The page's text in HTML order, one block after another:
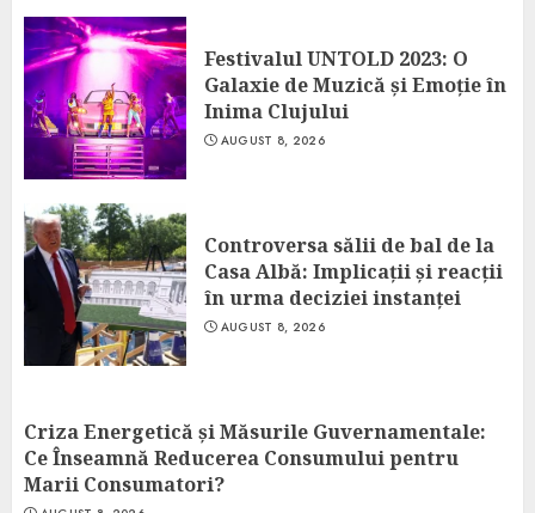
Festivalul UNTOLD 2023: O
Galaxie de Muzică și Emoție în
Inima Clujului
AUGUST 8, 2026
Controversa sălii de bal de la
Casa Albă: Implicații și reacții
în urma deciziei instanței
AUGUST 8, 2026
Criza Energetică și Măsurile Guvernamentale:
Ce Înseamnă Reducerea Consumului pentru
Marii Consumatori?